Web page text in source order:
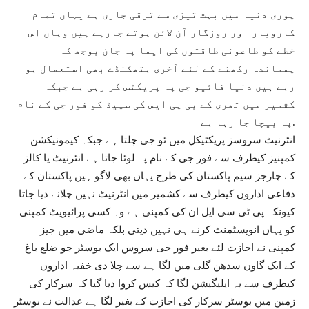
پوری دنیا میں بہت تیزی سے ترقی جاری ہے یہاں تمام
کاروبار اور روزگار آن لائن ہوتے جارہے ہیں وہاں اس
خطے کو طاعونی طاقتوں کی ایما پہ جان بوجھ کہ
پسماندہ رکھنے کے لئے آخری ہتھکنڈے بھی استعمال ہو
رہے ہیں دنیا فائیو جی پہ پریکٹس کر رہی ہے جبکہ
کشمیر میں تھری کے بی پی ایس کی سپیڈ کو فور جی کے نام
پہ بیچا جا رہا ہے.
انٹرنیٹ سروسز پریکٹیکل میں ٹو جی چلتا ہے جبکہ کیمونیکشن
کمپنیز کیطرف سے فور جی کے نام پہ لوٹا جاتا ہے انٹرنیٹ یا کالز
کے چارجز سیم پاکستان کی طرح یہاں بھی لاگو ہیں پاکستان کے
دفاعی اداروں کیطرف سے کشمیر میں انٹرنیٹ نہیں چلانے دیا جاتا
کیونکہ پی ٹی سی ایل ان کی کمپنی ہے وہ کسی پرائیویٹ کمپنی
کو یہاں انویسٹمنٹ کرنے ہی نہیں دیتی بلکہ ماضی میں جیز
کمپنی نے اجازت لئے بغیر فور جی سروس ایک بوسٹر جو ضلع باغ
کے ایک گاوں سدھن گلی میں لگا ہے سے چلا دی خفیہ اداروں
کیطرف سے یہ ایلیگیشن لگا کہ کیس کروا دیا گیا کہ سرکار کی
زمین میں بوسٹر سرکار کی اجازت کے بغیر لگا ہے عدالت نے بوسٹر